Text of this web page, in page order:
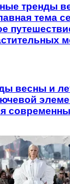
тренды
тема
весны и